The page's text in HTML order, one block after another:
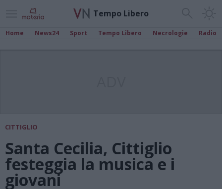
Tempo Libero
Home News24 Sport Tempo Libero Necrologie Radio
CITTIGLIO
Santa Cecilia, Cittiglio
festeggia la musica e i
giovani